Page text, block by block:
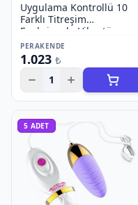
Uygulama Kontrollü 10
Farklı Titreşim
Fonksiyonlu Vibratör -
Model 2
PERAKENDE
1.023 ₺
1
5 ADET